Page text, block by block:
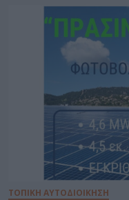
ΤΟΠΙΚΗ ΑΥΤΟΔΙΟΙΚΗΣΗ